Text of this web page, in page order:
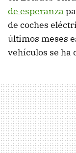
de esperanza
de coches
últimos meses
vehículos se ha